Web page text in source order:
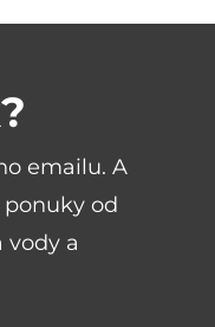
emailu. A
ponuky od
vody a